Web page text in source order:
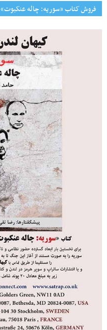
فروش کتاب «سوریه: چاله عنکبوت»